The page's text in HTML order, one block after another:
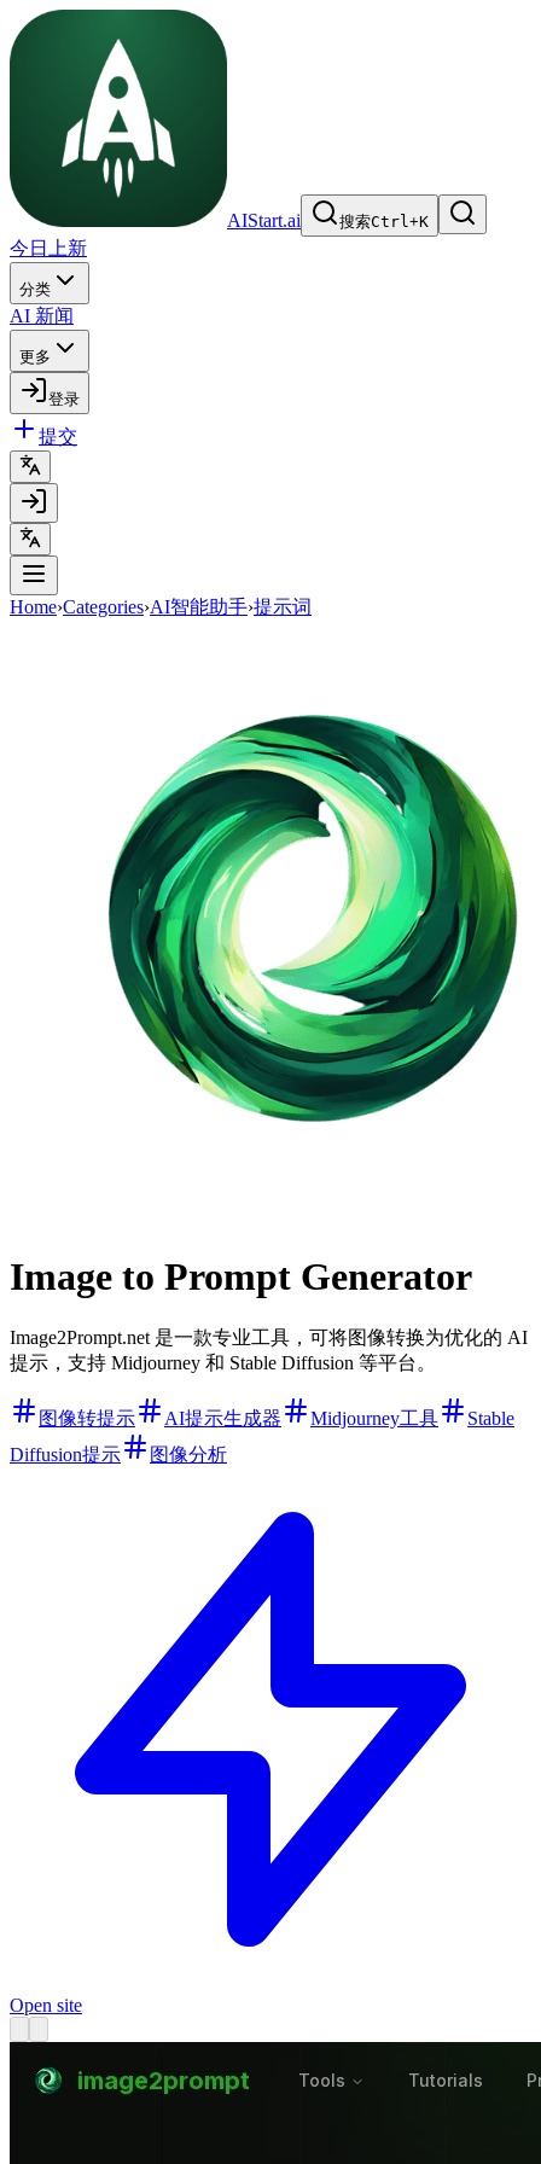
AIStart.ai 搜索Ctrl+K
今日上新
分类
AI 新闻
更多
登录
提交
Home›Categories›AI智能助手›提示词
Image to Prompt Generator
Image2Prompt.net 是一款专业工具，可将图像转换为优化的 AI
提示，支持 Midjourney 和 Stable Diffusion 等平台。
图像转提示 AI提示生成器 Midjourney工具
Stable
Diffusion提示
图像分析
Open site